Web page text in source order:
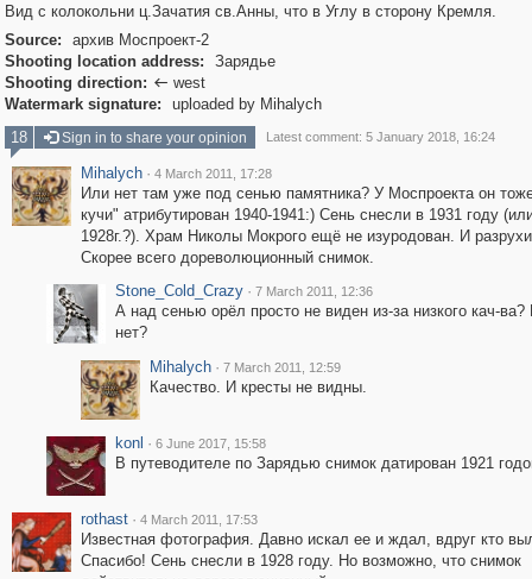
Вид с колокольни ц.Зачатия св.Анны, что в Углу в сторону Кремля.
Source:
архив Моспроект-2
Shooting location address:
Зарядье
Shooting direction:  west
Watermark signature:
uploaded by Mihalych
18
Sign in to share your opinion Latest comment: 5 January 2018, 16:24
Mihalych · 4 March 2011, 17:28
Или нет там уже под сенью памятника? У Моспроекта он
кучи" атрибутирован 1940-1941:) Сень снесли в 1931 году
1928г.?). Храм Николы Мокрого ещё не изуродован. И
Скорее всего дореволюционный снимок.
Stone_Cold_Crazy · 7 March 2011, 12:36
А над сенью орёл просто не виден из-за низкого кач-ва?
нет?
Mihalych · 7 March 2011, 12:59
Качество. И кресты не видны.
konl · 6 June 2017, 15:58
В путеводителе по Зарядью снимок датирован 1921
rothast · 4 March 2011, 17:53
Известная фотография. Давно искал ее и ждал, вдруг кто
Спасибо! Сень снесли в 1928 году. Но возможно, что снимок